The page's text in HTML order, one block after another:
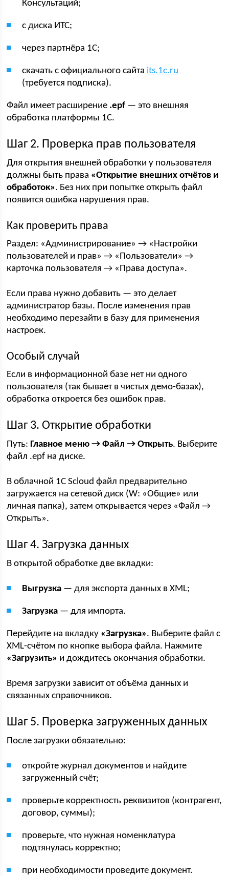
Консультаций;
с диска ИТС;
через партнёра 1С;
скачать с официального сайта its.1c.ru
(требуется подписка).
Файл имеет расширение .epf — это внешняя
обработка платформы 1С.
Шаг 2. Проверка прав пользователя
Для открытия внешней обработки у пользователя
должны быть права «Открытие внешних отчётов и
обработок». Без них при попытке открыть файл
появится ошибка нарушения прав.
Как проверить права
Раздел: «Администрирование» → «Настройки
пользователей и прав» → «Пользователи» →
карточка пользователя → «Права доступа».
Если права нужно добавить — это делает
администратор базы. После изменения прав
необходимо перезайти в базу для применения
настроек.
Особый случай
Если в информационной базе нет ни одного
пользователя (так бывает в чистых демо-базах),
обработка откроется без ошибок прав.
Шаг 3. Открытие обработки
Путь: Главное меню → Файл → Открыть. Выберите
файл .epf на диске.
В облачной 1С Scloud файл предварительно
загружается на сетевой диск (W: «Общие» или
личная папка), затем открывается через «Файл →
Открыть».
Шаг 4. Загрузка данных
В открытой обработке две вкладки:
Выгрузка — для экспорта данных в XML;
Загрузка — для импорта.
Перейдите на вкладку «Загрузка». Выберите файл с
XML-счётом по кнопке выбора файла. Нажмите
«Загрузить» и дождитесь окончания обработки.
Время загрузки зависит от объёма данных и
связанных справочников.
Шаг 5. Проверка загруженных данных
После загрузки обязательно:
откройте журнал документов и найдите
загруженный счёт;
проверьте корректность реквизитов (контрагент,
договор, суммы);
проверьте, что нужная номенклатура
подтянулась корректно;
при необходимости проведите документ.